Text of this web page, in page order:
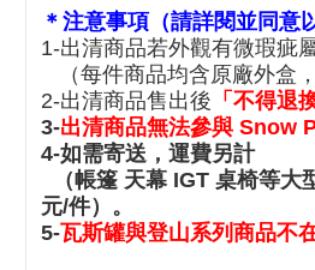
＊注意事項（請詳閱並同意
1-出清商品若外觀有微瑕疵
（每件商品均含原廠外盒
2-出清商品售出後 「不得退
3-出清商品無法參與 Snow
4-如需寄送，運費另計
（帳篷 天幕 IGT 桌椅等大
元/件）。
5-瓦斯罐與登山系列商品不